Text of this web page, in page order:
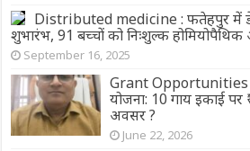
Distributed medicine : फतेहपुर में
शुभारंभ, 91 बच्चों को निःशुल्क होमियोपैथिक
September 16, 2025
Grant Opportunities :
योजना: 10 गाय इकाई
अवसर ?
June 22, 2026